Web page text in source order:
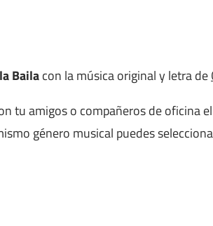
Bailacon la música original y letra de
tu amigos o compañeros de oficina
género musical puedes